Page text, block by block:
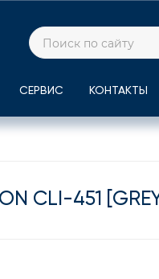
СЕРВИС КОНТАКТЫ
CLI-451